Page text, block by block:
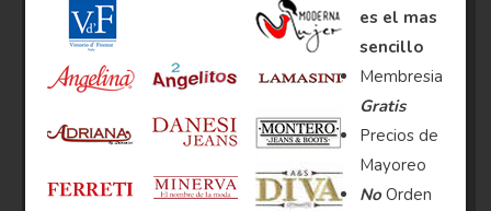
es el mas
sencillo
Membresia
Gratis
Precios de
Mayoreo
No Orden